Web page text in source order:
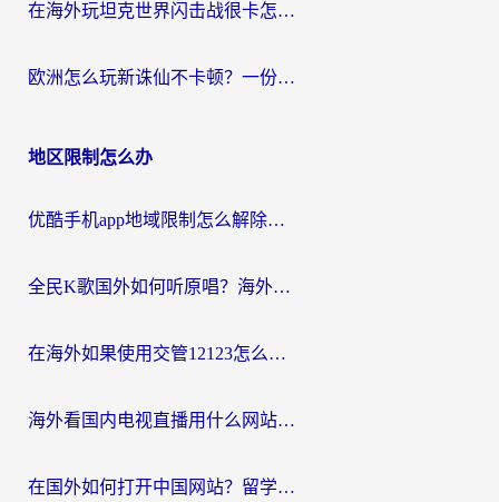
在海外玩坦克世界闪击战很卡怎么办？老玩家亲测有效的加速器选择指南
欧洲怎么玩新诛仙不卡顿？一份给海外游子的国服游戏畅玩指南
地区限制怎么办
优酷手机app地域限制怎么解除？海外党亲测有效的追剧方案
全民K歌国外如何听原唱？海外党亲测有效的回国加速器选择指南
在海外如果使用交管12123怎么处理？留学生亲测有效的回国加速方案
海外看国内电视直播用什么网站比较好？一篇解决你所有追剧难题的实用指南
在国外如何打开中国网站？留学生与海外华人的无缝访问指南